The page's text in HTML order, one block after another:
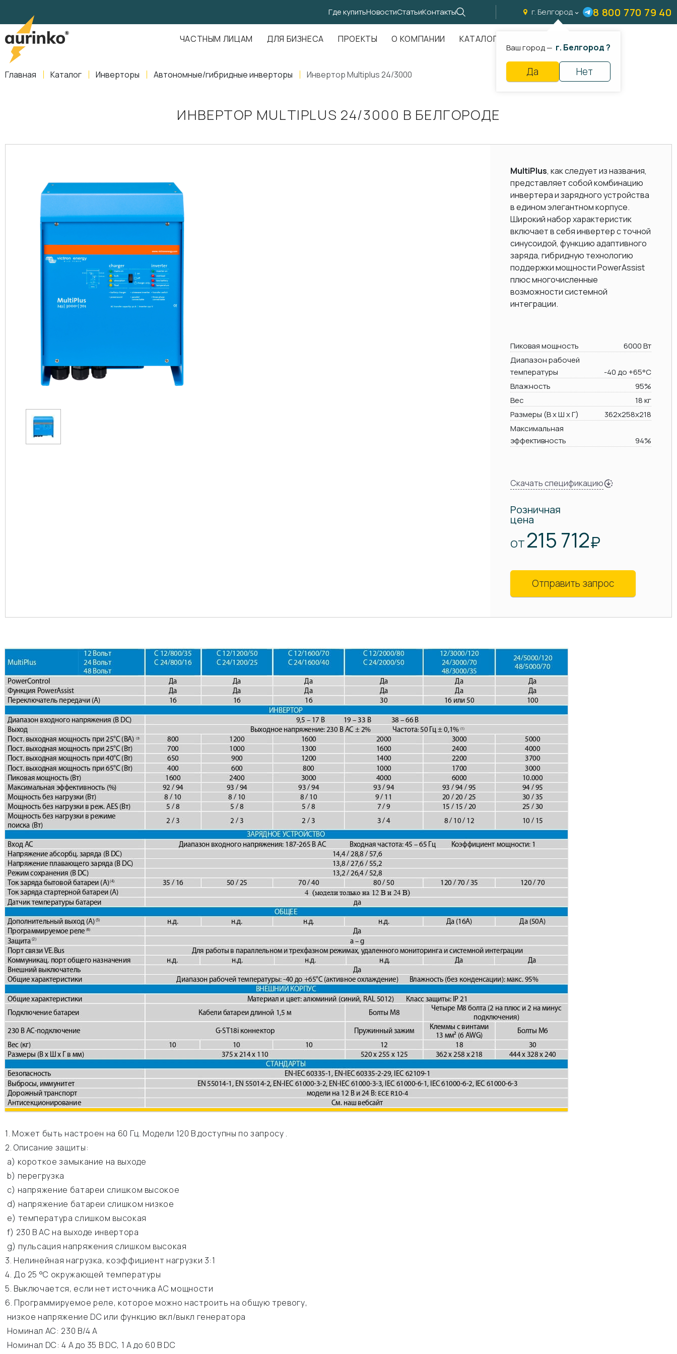
Где купитьНовостиСтатьиКонтакты г. Белгород
Ваш город — г. Белгород ?
Да Нет
8 800 770 79 40
ЧАСТНЫМ ЛИЦАМ ДЛЯ БИЗНЕСА ПРОЕКТЫ О КОМПАНИИ КАТАЛОГ
Главная Каталог Инверторы Автономные/гибридные инверторы Инвертор Multiplus 24/3000
ИНВЕРТОР MULTIPLUS 24/3000 В БЕЛГОРОДЕ
MultiPlus, как следует из названия,
представляет собой комбинацию
инвертера и зарядного устройства
в едином элегантном корпусе.
Широкий набор характеристик
включает в себя инвертер с точной
синусоидой, функцию адаптивного
заряда, гибридную технологию
поддержки мощности PowerAssist
плюс многочисленные
возможности системной
интеграции.
Пиковая мощность
6000 Вт
Диапазон рабочей
температуры
-40 до +65°C
Влажность
95%
Вес
18 кг
Размеры (В х Ш х Г)
362x258x218
Максимальная
эффективность
94%
Скачать спецификацию
Розничная
цена
ОТ 215 712₽
Отправить запрос
1. Может быть настроен на 60 Гц. Модели 120 В доступны по запросу .
2. Описание защиты:
а) короткое замыкание на выходе
b) перегрузка
c) напряжение батареи слишком высокое
d) напряжение батареи слишком низкое
e) температура слишком высокая
f) 230 В АС на выходе инвертора
g) пульсация напряжения слишком высокая
3. Нелинейная нагрузка, коэффициент нагрузки 3:1
4. До 25 °C окружающей температуры
5. Выключается, если нет источника АС мощности
6. Программируемое реле, которое можно настроить на общую тревогу,
низкое напряжение DC или функцию вкл/выкл генератора
Номинал АС: 230 В/4 A
Номинал DC: 4 A до 35 В DC, 1 A до 60 В DC
,Свердловская область
info@aurinkos.com
8-800-770-79-40